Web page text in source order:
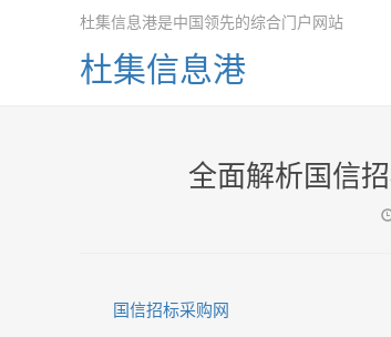
杜集信息港是中国领先的综合门户网站
杜集信息港
全面解析国信
国信招标采购网